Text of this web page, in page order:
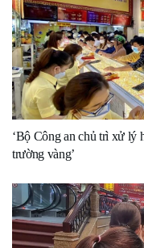
‘Bộ Công an chủ trì xử lý
trường vàng’